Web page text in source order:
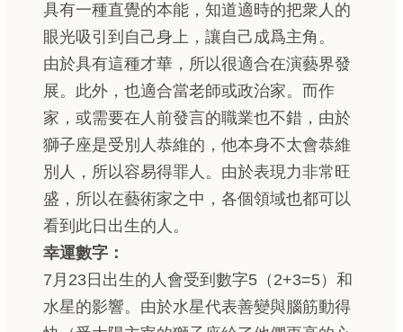
具有一種直覺的本能，知道適時的把衆人的
眼光吸引到自己身上，讓自己成爲主角。
由於具有這種才華，所以很適合在演藝界發
展。此外，也適合當老師或政治家。而作
家，或需要在人前發言的職業也不錯，由於
獅子座是受別人恭維的，他本身不太會恭維
別人，所以容易得罪人。由於表現力非常旺
盛，所以在藝術家之中，各個領域也都可以
看到此日出生的人。
幸運數字：
7月23日出生的人會受到數字5（2+3=5）和
水星的影響。由於水星代表善變與腦筋動得